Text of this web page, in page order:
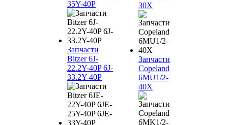
35Y-40P
Запчасти
Bitzer 6J-
22.2Y-40P 6J-
33.2Y-40P
30X
Запчасти
Copeland
6MU1/2-
40X